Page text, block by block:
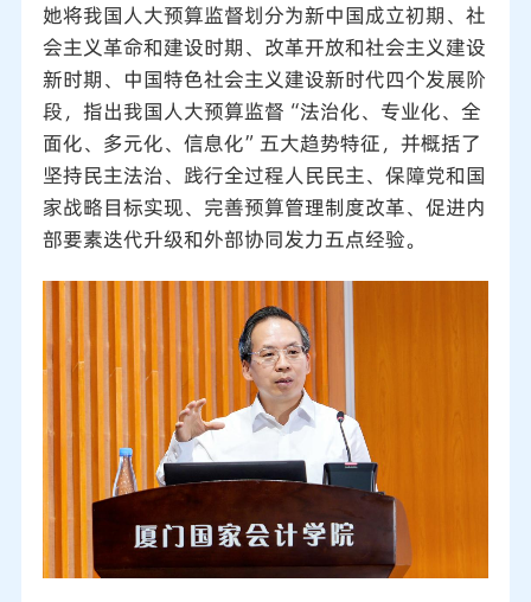
她将我国人大预算监督划分为新中国成立初期、社
会主义革命和建设时期、改革开放和社会主义建设
新时期、中国特色社会主义建设新时代四个发展阶
段，指出我国人大预算监督“法治化、专业化、全
面化、多元化、信息化”五大趋势特征，并概括了
坚持民主法治、践行全过程人民民主、保障党和国
家战略目标实现、完善预算管理制度改革、促进内
部要素迭代升级和外部协同发力五点经验。